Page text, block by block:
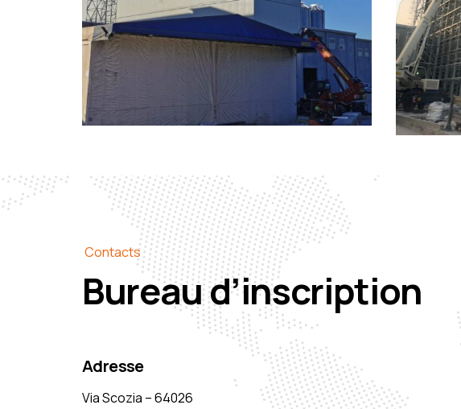
Contacts
Bureau d’inscription
Adresse
Via Scozia – 64026